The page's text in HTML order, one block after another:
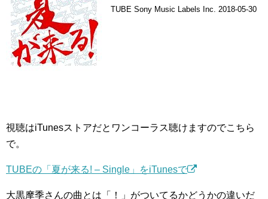
TUBE Sony Music Labels Inc. 2018-05-30
視聴はiTunesストアだとワンコーラス聴けますのでこちら
で。
TUBEの「夏が来る! – Single」をiTunesで
大黒摩季さんの曲とは「！」がついてるかどうかの違いだ